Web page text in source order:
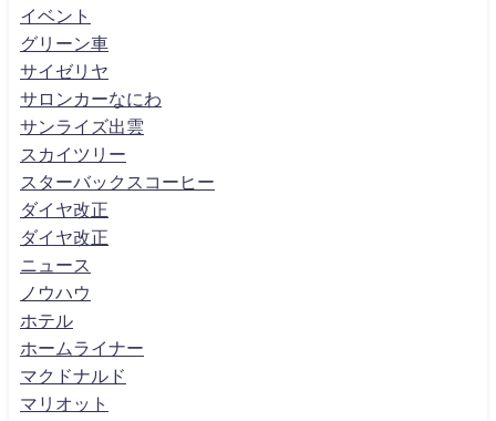
イベント
グリーン車
サイゼリヤ
サロンカーなにわ
サンライズ出雲
スカイツリー
スターバックスコーヒー
ダイヤ改正
ダイヤ改正
ニュース
ノウハウ
ホテル
ホームライナー
マクドナルド
マリオット